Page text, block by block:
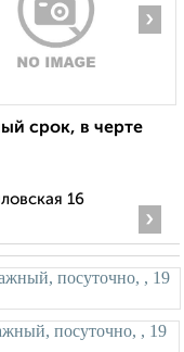
›
срок, в черте
16
›